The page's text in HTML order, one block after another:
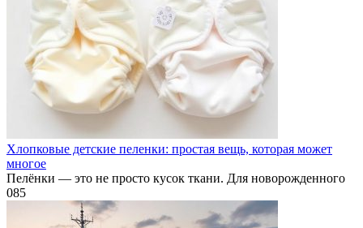
Хлопковые детские пеленки: простая вещь, которая может
многое
Пелёнки — это не просто кусок ткани. Для новорожденного
085